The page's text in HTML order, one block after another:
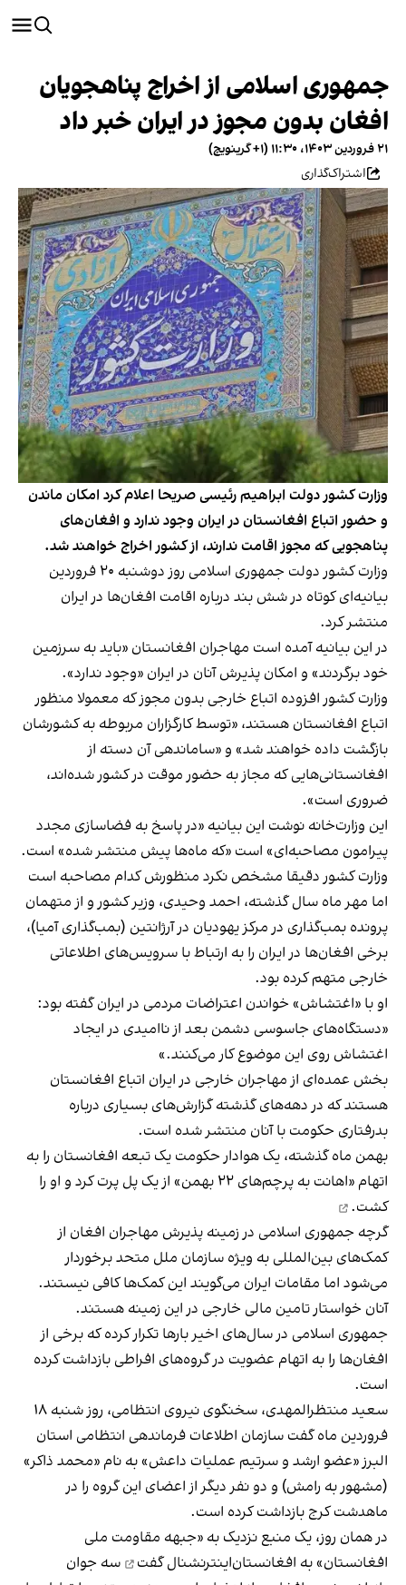
جمهوری اسلامی از اخراج پناهجویان
افغان بدون مجوز در ایران خبر داد
۲۱ فروردین ۱۴۰۳، ۱۱:۳۰ (‎+۱ گرینویچ)
اشتراک‌گذاری
وزارت کشور دولت ابراهیم رئیسی صریحا اعلام کرد امکان ماندن
و حضور اتباع افغانستان در ایران وجود ندارد و افغان‌های
پناهجویی که مجوز اقامت ندارند، از کشور اخراج خواهند شد.
وزارت کشور دولت جمهوری اسلامی روز دوشنبه ۲۰ فروردین
بیانیه‌ای کوتاه در شش بند درباره اقامت افغان‌ها در ایران
منتشر کرد.
در این بیانیه آمده است مهاجران افغانستان «باید به سرزمین
خود برگردند» و امکان پذیرش آنان در ایران «وجود ندارد».
وزارت کشور افزوده اتباع خارجی بدون مجوز که معمولا منظور
اتباع افغانستان هستند، «توسط کارگزاران مربوطه به کشورشان
بازگشت داده خواهند شد» و «ساماندهی آن دسته از
افغانستانی‌هایی که مجاز به حضور موقت در کشور شده‌اند،
ضروری است».
این وزارت‌خانه نوشت این بیانیه‌ «در پاسخ به فضاسازی مجدد
پیرامون مصاحبه‌ای» است «که ماه‌ها پیش منتشر شده» است.
وزارت کشور دقیقا مشخص نکرد منظورش کدام مصاحبه‌ است
اما مهر ماه سال گذشته، احمد وحیدی، وزیر کشور و از متهمان
پرونده بمب‌گذاری در مرکز یهودیان در آرژانتین (بمب‌گذاری آمیا)،
برخی افغان‌ها در ایران را به ارتباط با سرویس‌های اطلاعاتی
خارجی متهم کرده بود.
او با «اغتشاش» خواندن اعتراضات مردمی در ایران گفته بود:
«دستگاه‌های جاسوسی دشمن بعد از ناامیدی در ایجاد
اغتشاش روی این موضوع کار می‌کنند.»
بخش عمده‌ای از مهاجران خارجی در ایران اتباع افغانستان
هستند که در دهه‌های گذشته گزارش‌های بسیاری درباره
بدرفتاری حکومت با آنان منتشر شده است.
بهمن ماه گذشته، یک هوادار حکومت یک تبعه افغانستان را به
اتهام «اهانت به پرچم‌های ۲۲ بهمن» از یک پل
پرت کرد و او را
کشت.
گرچه جمهوری اسلامی در زمینه پذیرش مهاجران افغان از
کمک‌های بین‌المللی به ویژه سازمان ملل متحد برخوردار
می‌شود اما مقامات ایران می‌گویند این کمک‌ها کافی نیستند.
آنان خواستار تامین مالی خارجی در این زمینه هستند.
جمهوری اسلامی در سال‌های اخیر بارها تکرار کرده که برخی از
افغان‌ها را به اتهام عضویت در گروه‌های افراطی بازداشت کرده
است.
سعید منتظرالمهدی، سخنگوی نیروی انتظامی، روز شنبه ۱۸
فروردین‌ ماه گفت سازمان اطلاعات فرماندهی انتظامی استان
البرز «عضو ارشد و سرتیم عملیات داعش» به نام «محمد ذاکر»
(مشهور به رامش) و دو نفر دیگر از اعضای این گروه را در
ماهدشت کرج بازداشت کرده است.
در همان روز، یک منبع نزدیک به «جبهه مقاومت ملی
افغانستان»به افغانستان‌اینترنشنال گفت
سه جوان